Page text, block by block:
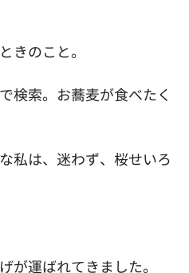
きのこと。
検索。お蕎麦が食べたく
私は、迷わず、桜せいろ
が運ばれてきました。